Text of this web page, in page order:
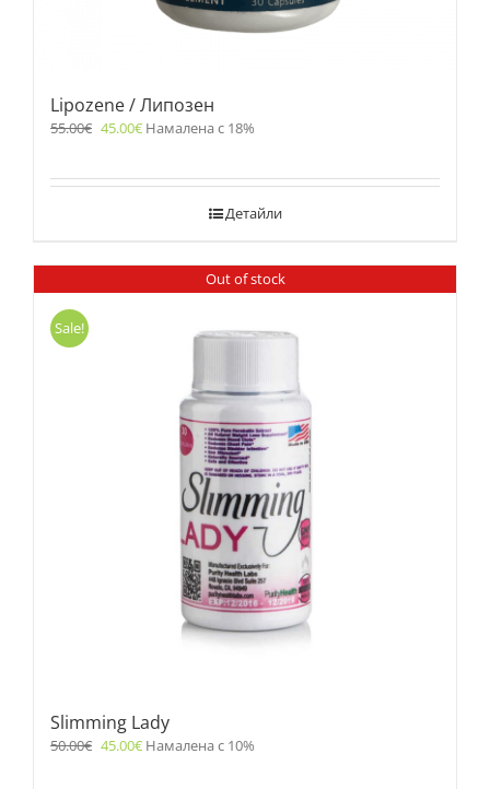
Lipozene / Липозен
55.00€ 45.00€ Намалена с 18%
Детайли
Out of stock
Sale!
Slimming Lady
50.00€ 45.00€ Намалена с 10%